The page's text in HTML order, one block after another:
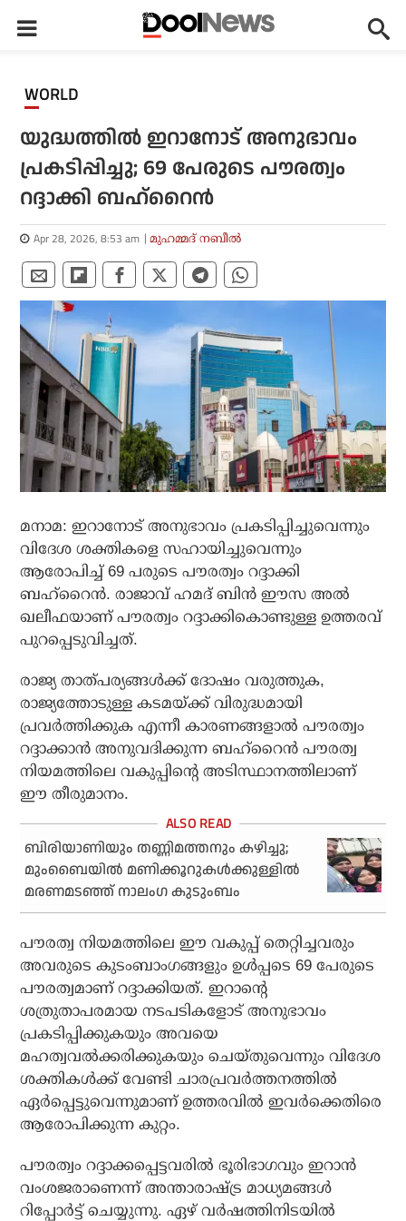
WORLD
യുദ്ധത്തിൽ ഇറാനോട് അനുഭാവം
പ്രകടിപ്പിച്ചു; 69 പേരുടെ പൗരത്വം
റദ്ദാക്കി ബഹ്‌റൈൻ
Apr 28, 2026, 8:53 am മുഹമ്മദ് നബീല്‍
മനാമ: ഇറാനോട് അനുഭാവം പ്രകടിപ്പിച്ചുവെന്നും
വിദേശ ശക്തികളെ സഹായിച്ചുവെന്നും
ആരോപിച്ച് 69 പരുടെ പൗരത്വം റദ്ദാക്കി
ബഹ്‌റൈൻ. രാജാവ് ഹമദ് ബിൻ ഈസ അൽ
ഖലീഫയാണ് പൗരത്വം റദ്ദാക്കികൊണ്ടുള്ള ഉത്തരവ്
പുറപ്പെടുവിച്ചത്.
രാജ്യ താത്പര്യങ്ങൾക്ക് ദോഷം വരുത്തുക,
രാജ്യത്തോടുള്ള കടമയ്ക്ക് വിരുദ്ധമായി
പ്രവർത്തിക്കുക എന്നീ കാരണങ്ങളാൽ പൗരത്വം
റദ്ദാക്കാൻ അനുവദിക്കുന്ന ബഹ്‌റൈൻ പൗരത്വ
നിയമത്തിലെ വകുപ്പിന്റെ അടിസ്ഥാനത്തിലാണ്
ഈ തീരുമാനം.
ബിരിയാണിയും തണ്ണിമത്തനും കഴിച്ചു;
മുംബൈയില്‍ മണിക്കൂറുകള്‍ക്കുള്ളില്‍
മരണമടഞ്ഞ് നാലംഗ കുടുംബം
പൗരത്വ നിയമത്തിലെ ഈ വകുപ്പ് തെറ്റിച്ചവരും
അവരുടെ കുടംബാംഗങ്ങളും ഉൾപ്പടെ 69 പേരുടെ
പൗരത്വമാണ് റദ്ദാക്കിയത്. ഇറാന്റെ
ശത്രുതാപരമായ നടപടികളോട് അനുഭാവം
പ്രകടിപ്പിക്കുകയും അവയെ
മഹത്വവൽക്കരിക്കുകയും ചെയ്തുവെന്നും വിദേശ
ശക്തികൾക്ക് വേണ്ടി ചാരപ്രവർത്തനത്തിൽ
ഏർപ്പെട്ടുവെന്നുമാണ് ഉത്തരവിൽ ഇവർക്കെതിരെ
ആരോപിക്കുന്ന കുറ്റം.
പൗരത്വം റദ്ദാക്കപ്പെട്ടവരിൽ ഭൂരിഭാഗവും ഇറാൻ
വംശജരാണെന്ന് അന്താരാഷ്ട്ര മാധ്യമങ്ങൾ
റിപ്പോർട്ട് ചെയ്യുന്നു. ഏഴ് വർഷത്തിനിടയിൽ